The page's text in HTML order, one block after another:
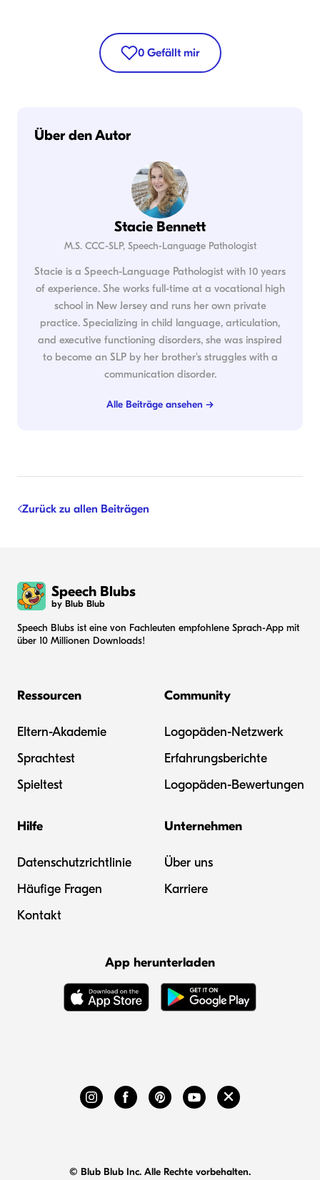
0 Gefällt mir
Über den Autor
Stacie Bennett
M.S. CCC-SLP, Speech-Language Pathologist
Stacie is a Speech-Language Pathologist with 10 years
of experience. She works full-time at a vocational high
school in New Jersey and runs her own private
practice. Specializing in child language, articulation,
and executive functioning disorders, she was inspired
to become an SLP by her brother's struggles with a
communication disorder.
Alle Beiträge ansehen →
Zurück zu allen Beiträgen
Speech Blubs
by Blub Blub
Speech Blubs ist eine von Fachleuten empfohlene Sprach-App mit
über 10 Millionen Downloads!
Ressourcen
Eltern-Akademie
Sprachtest
Spieltest
Community
Logopäden-Netzwerk
Erfahrungsberichte
Logopäden-Bewertungen
Hilfe
Datenschutzrichtlinie
Häufige Fragen
Kontakt
Unternehmen
Über uns
Karriere
App herunterladen
© Blub Blub Inc. Alle Rechte vorbehalten.